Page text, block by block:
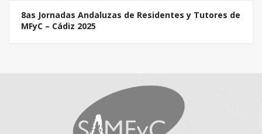
8as Jornadas Andaluzas de Residentes y Tutores de
MFyC – Cádiz 2025